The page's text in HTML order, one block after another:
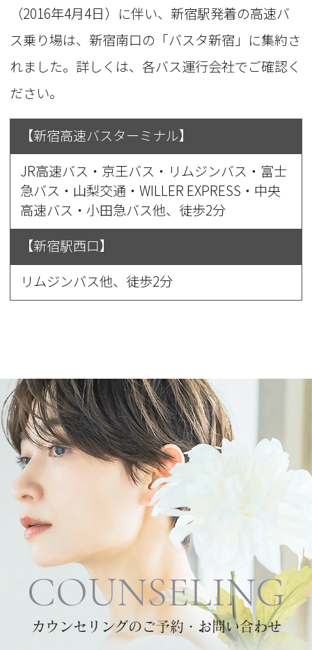
（2016年4月4日）に伴い、新宿駅発着の高速バ
ス乗り場は、新宿南口の「バスタ新宿」に集約さ
れました。詳しくは、各バス運行会社でご確認く
ださい。
【新宿高速バスターミナル】
JR高速バス・京王バス・リムジンバス・富士
急バス・山梨交通・WILLER EXPRESS・中央
高速バス・小田急バス他、徒歩2分
【新宿駅西口】
リムジンバス他、徒歩2分
COUNSELING
カウンセリングのご予約・お問い合わせ